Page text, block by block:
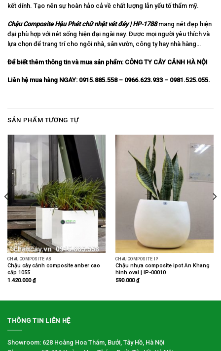
kết dính. Tạo nên sự hoàn hảo cả về chất lượng lẫn yếu tố thẩm mỹ.
Chậu Composite Hậu Phát chữ nhật vát đáy | HP-1788mang nét đẹp hiện
đại phù hợp với nét sống hiện đại ngài nay. Được mọi người yêu thích và
lựa chọn để trang trí cho ngôi nhà, sân vườn, công ty hay nhà hàng…
Để biết thêm thông tin và mua sản phẩm: CÔNG TY CÂY CẢNH HÀ NỘI
Liên hệ mua hàng NGAY: 0915.885.558 – 0966.623.933 – 0981.525.055.
SẢN PHẨM TƯƠNG TỰ
CHẬU COMPOSITE AB
Chậu cây cảnh composite anber cao
cấp 1055
1.420.000₫
CHẬU COMPOSITE IP
Chậu nhựa composite ipot An Khang
hình oval | IP-00010
590.000₫
THÔNG TIN LIÊN HỆ
Showroom: 628 Hoàng Hoa Thám, Bưởi, Tây Hồ, Hà Nội